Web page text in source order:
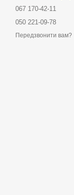
067 170-42-11
050 221-09-78
Передзвонити вам?